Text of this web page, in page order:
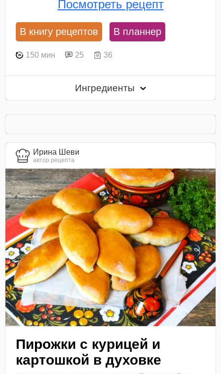
Посмотреть рецепт
В книгу рецептов В планнер
150 мин 25 36
Ингредиенты
Ирина Шеви
автор рецепта
Пирожки с курицей и
картошкой в духовке